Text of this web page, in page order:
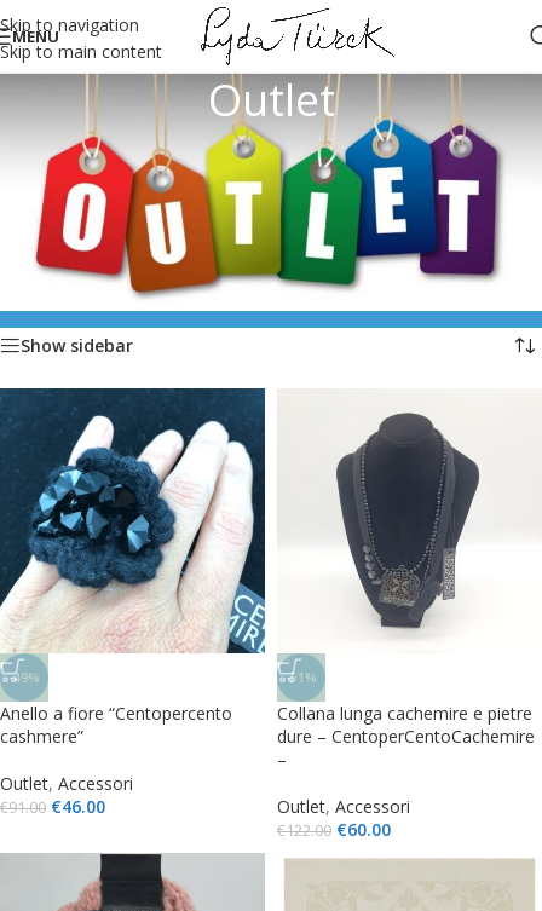
Skip to navigation
Skip to main content
MENU
Outlet
Outlet Visualizzazione di 4 risultati
Il Negozio on-line sarà chiuso dal 01.8.26
al 24.8.26 compresi.
Show sidebar
-49%
Anello a fiore “Centopercento
cashmere”
Outlet, Accessori
€91.00 €46.00
-51%
Collana lunga cachemire e pietre
dure – CentoperCentoCachemire
–
Outlet, Accessori
€122.00 €60.00